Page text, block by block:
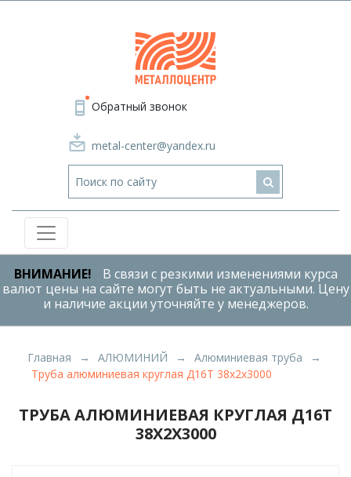
Обратный звонок
metal-center@yandex.ru
ВНИМАНИЕ!
В связи с резкими изменениями курса
валют цены на сайте могут быть не актуальными. Цену
и наличие акции уточняйте у менеджеров.
Главная АЛЮМИНИЙ
Алюминиевая труба
Труба алюминиевая круглая Д16Т 38x2x3000
ТРУБА АЛЮМИНИЕВАЯ КРУГЛАЯ Д16Т
38X2X3000